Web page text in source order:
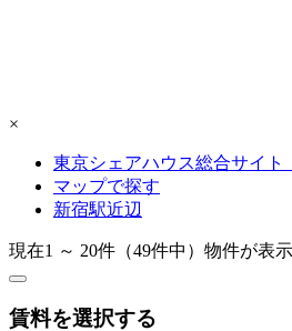
×
東京シェアハウス総合サイト
マップで探す
新宿駅近辺
現在1 ～ 20件（49件中）物件が表
賃料を選択する